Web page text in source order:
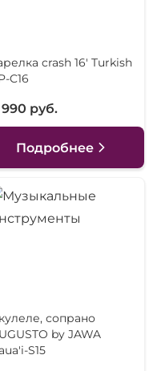
crash 16' Turkish
C16
руб.
Подробнее
сопрано
by JAWA
S15